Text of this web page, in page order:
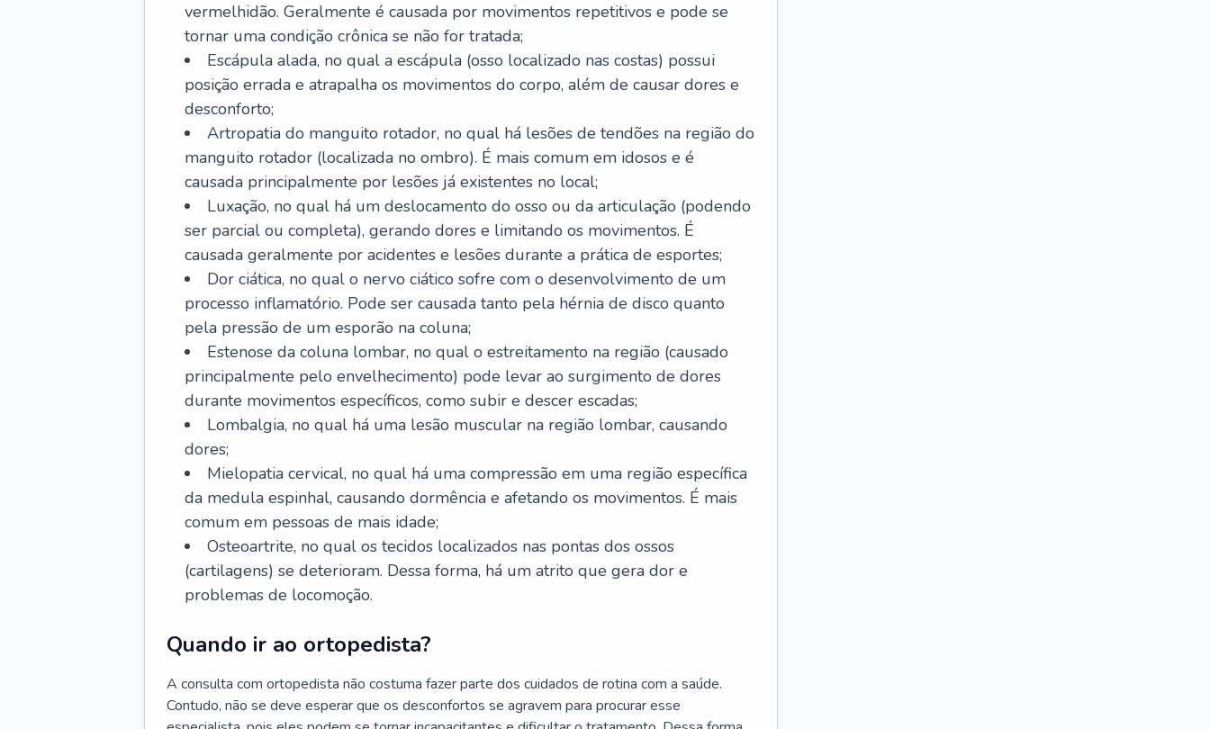
vermelhidão. Geralmente é causada por movimentos repetitivos e pode se
tornar uma condição crônica se não for tratada;
Escápula alada, no qual a escápula (osso localizado nas costas) possui
posição errada e atrapalha os movimentos do corpo, além de causar dores e
desconforto;
Artropatia do manguito rotador, no qual há lesões de tendões na região do
manguito rotador (localizada no ombro). É mais comum em idosos e é
causada principalmente por lesões já existentes no local;
Luxação, no qual há um deslocamento do osso ou da articulação (podendo
ser parcial ou completa), gerando dores e limitando os movimentos. É
causada geralmente por acidentes e lesões durante a prática de esportes;
Dor ciática, no qual o nervo ciático sofre com o desenvolvimento de um
processo inflamatório. Pode ser causada tanto pela hérnia de disco quanto
pela pressão de um esporão na coluna;
Estenose da coluna lombar, no qual o estreitamento na região (causado
principalmente pelo envelhecimento) pode levar ao surgimento de dores
durante movimentos específicos, como subir e descer escadas;
Lombalgia, no qual há uma lesão muscular na região lombar, causando
dores;
Mielopatia cervical, no qual há uma compressão em uma região específica
da medula espinhal, causando dormência e afetando os movimentos. É mais
comum em pessoas de mais idade;
Osteoartrite, no qual os tecidos localizados nas pontas dos ossos
(cartilagens) se deterioram. Dessa forma, há um atrito que gera dor e
problemas de locomoção.
Quando ir ao ortopedista?
A consulta com ortopedista não costuma fazer parte dos cuidados de rotina com a saúde.
Contudo, não se deve esperar que os desconfortos se agravem para procurar esse